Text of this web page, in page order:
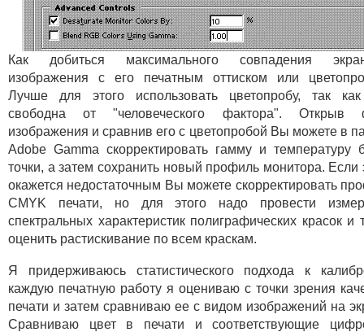
Как добиться максимального совпадения
изображения с его печатным оттиском или
Лучше для этого использовать цветопробу, так
свободна от "человеческого фактора". Открыв
изображения и сравнив его с цветопробой Вы можете в
Adobe Gamma скорректировать гамму и температуру
точки, а затем сохранить новый профиль монитора. Если
окажется недостаточным Вы можете скорректировать
CMYK печати, но для этого надо провести
спектральных характеристик полиграфических красок и
оценить растискивание по всем краскам.
Я придерживаюсь статистического подхода к
каждую печатную работу я оцениваю с точки зрения
печати и затем сравниваю ее с видом изображений на
Сравниваю цвет в печати и соответствующие